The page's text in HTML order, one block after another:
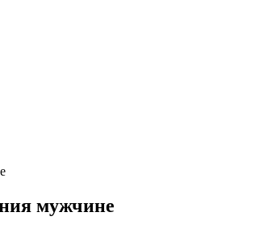
мужчине